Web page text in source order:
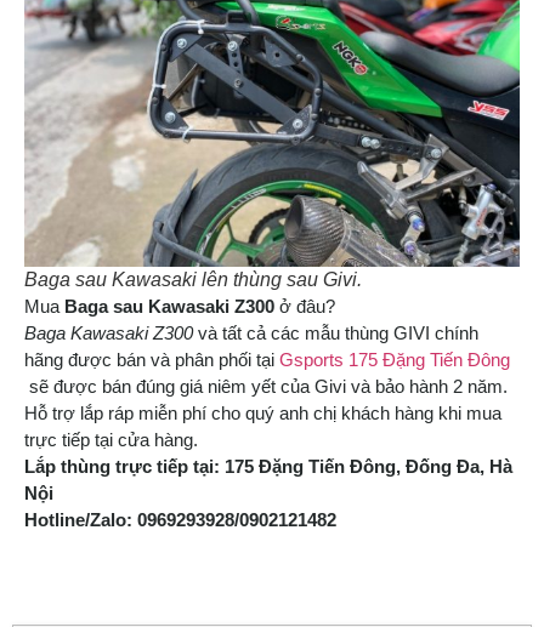
Baga sau Kawasaki lên thùng sau Givi.
Mua Baga sau Kawasaki Z300 ở đâu?
Baga Kawasaki Z300và tất cả các mẫu thùng GIVI chính
hãng được bán và phân phối tại Gsports 175 Đặng Tiến Đông
sẽ được bán đúng giá niêm yết của Givi và bảo hành 2 năm.
Hỗ trợ lắp ráp miễn phí cho quý anh chị khách hàng khi mua
trực tiếp tại cửa hàng.
Lắp thùng trực tiếp tại: 175 Đặng Tiến Đông, Đống Đa, Hà
Nội
Hotline/Zalo: 0969293928/0902121482